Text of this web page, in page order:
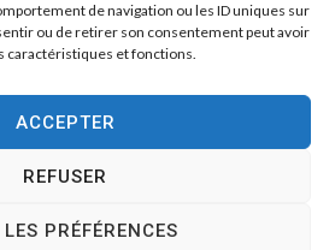
de navigation ou les ID uniques sur
ou de retirer son consentement peut avoir
caractéristiques et fonctions.
ACCEPTER
REFUSER
PRÉFÉRENCES